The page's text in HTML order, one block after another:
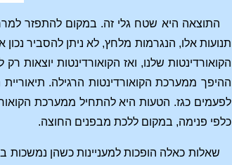
התוצאה היא שטח גלי זה. במקום להתפזר
תנועות אלו, הנגרמות מלחץ, לא ניתן להסביר
הקואורדינטות שלנו, ואז הקואורדינטות יוצאות
ההיפך ממערכת הקואורדינטות הרגילה.
לפעמים כגז. הטעות היא להתחיל ממערכת
כלפי פנימה, במקום ללכת מבפנים החוצה.
שאלות כאלה הופכות למעניינות כשהן נמשכות